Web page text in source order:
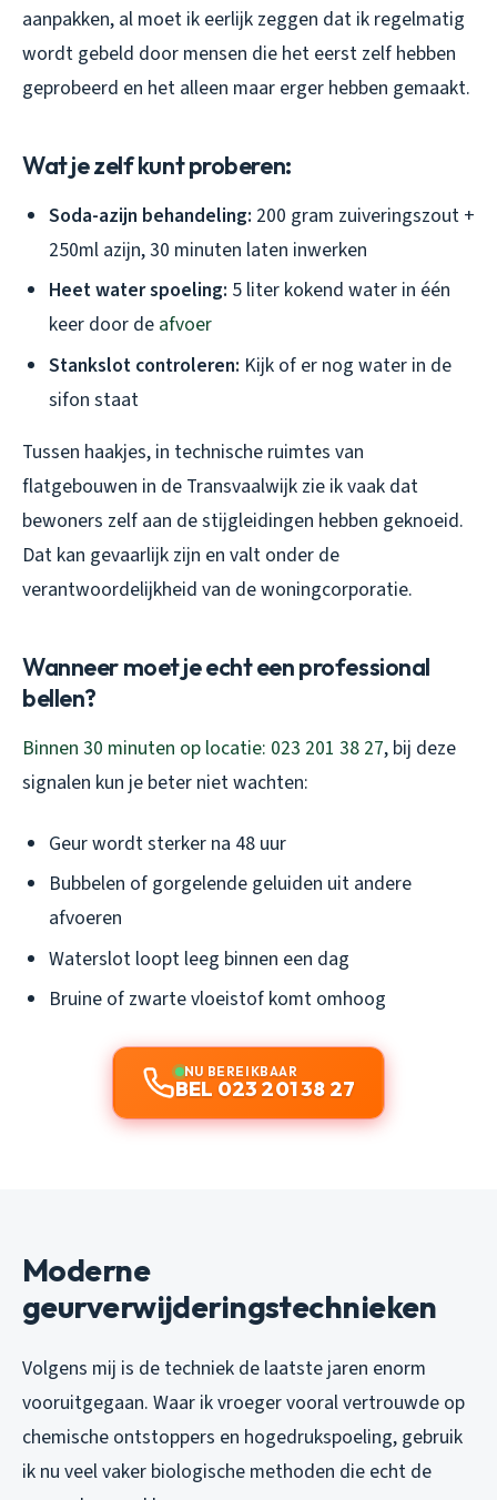
aanpakken, al moet ik eerlijk zeggen dat ik regelmatig
wordt gebeld door mensen die het eerst zelf hebben
geprobeerd en het alleen maar erger hebben gemaakt.
Wat je zelf kunt proberen:
Soda-azijn behandeling: 200 gram zuiveringszout +
250ml azijn, 30 minuten laten inwerken
Heet water spoeling: 5 liter kokend water in één
keer door de afvoer
Stankslot controleren: Kijk of er nog water in de
sifon staat
Tussen haakjes, in technische ruimtes van
flatgebouwen in de Transvaalwijk zie ik vaak dat
bewoners zelf aan de stijgleidingen hebben geknoeid.
Dat kan gevaarlijk zijn en valt onder de
verantwoordelijkheid van de woningcorporatie.
Wanneer moet je echt een professional
bellen?
Binnen 30 minuten op locatie: 023 201 38 27, bij deze
signalen kun je beter niet wachten:
Geur wordt sterker na 48 uur
Bubbelen of gorgelende geluiden uit andere
afvoeren
Waterslot loopt leeg binnen een dag
Bruine of zwarte vloeistof komt omhoog
NU BEREIKBAAR
BEL 023 201 38 27
Moderne
geurverwijderingstechnieken
Volgens mij is de techniek de laatste jaren enorm
vooruitgegaan. Waar ik vroeger vooral vertrouwde op
chemische ontstoppers en hogedrukspoeling, gebruik
ik nu veel vaker biologische methoden die echt de